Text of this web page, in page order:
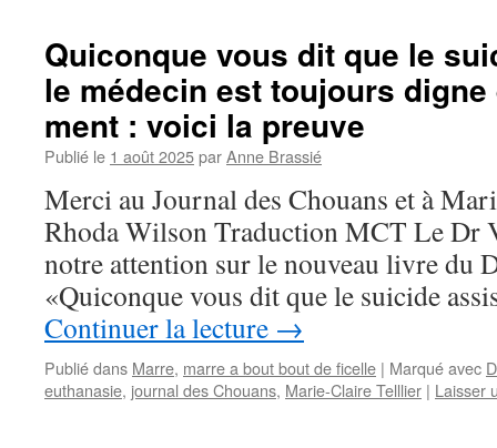
Quiconque vous dit que le
le médecin est toujours
ment : voici la preuve
Publié le 1 août 2025parAnne Brassié
Merci au Journal des Chouans et à
Rhoda Wilson Traduction MCT Le Dr
notre attention sur le nouveau livre du
«Quiconque vous dit que le suicide
Continuer la lecture →
Publié dans Marre, marre a bout bout de ficelle | Marqué avec
euthanasie, journal des Chouans, Marie-Claire Telllier | Laisser